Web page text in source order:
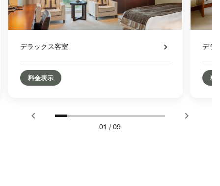
デラックス客室
料金表示
デラ
料
01 / 09